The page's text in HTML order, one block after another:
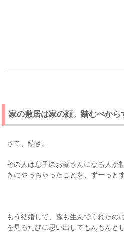
家の敷居は家の顔。踏むべから
さて、続き。
その人は息子のお嫁さんになる人が
きにやっちゃったことを、ずーっと
もう結婚して、孫も生んでくれたの
を見るたびに思い出してもんもんと